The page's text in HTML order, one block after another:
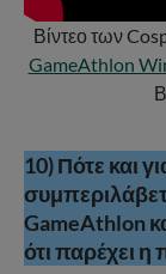
Βίντεο των
GameAthlon
10) Πότε και
GameAthlon
ότι παρέχει